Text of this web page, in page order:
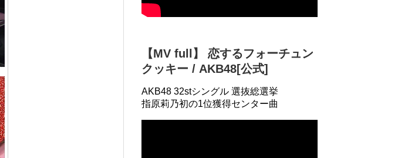
【MV full】 恋するフォーチュン
クッキー / AKB48[公式]
AKB48 32stシングル 選抜総選挙
指原莉乃初の1位獲得センター曲